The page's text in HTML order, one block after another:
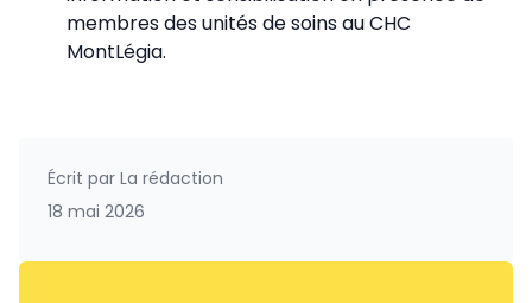
membres des unités de soins au CHC
MontLégia.
Écrit par La rédaction
18 mai 2026